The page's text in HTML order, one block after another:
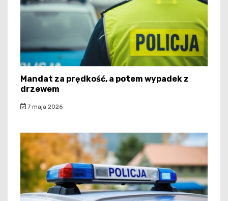
Mandat za prędkość, a potem wypadek z
drzewem
7 maja 2026